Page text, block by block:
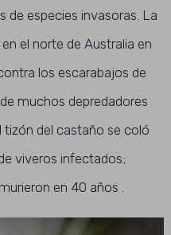
de especies invasoras. La
el norte de Australia en
los escarabajos de
muchos depredadores
tizón del castaño se coló
viveros infectados;
en 40 años .